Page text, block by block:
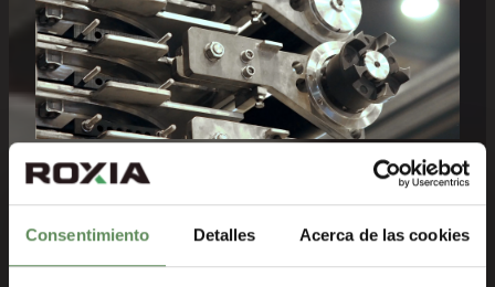
Consentimiento Detalles Acerca de las cookies
El diseño más novedoso, basado en
las mejores prácticas y en años de
experiencia